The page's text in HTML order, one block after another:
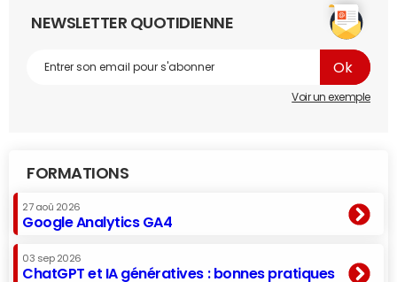
NEWSLETTER QUOTIDIENNE
Voir un exemple
FORMATIONS
27 aoû 2026
Google Analytics GA4
03 sep 2026
ChatGPT et IA génératives : bonnes pratiques